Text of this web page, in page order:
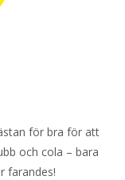
för bra för att
och cola – bara
farandes!